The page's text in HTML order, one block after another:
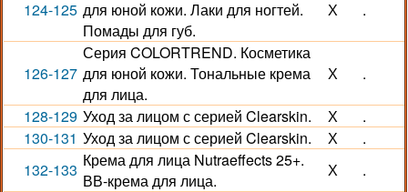
124-125 для юной кожи. Лаки для ногтей.
Помады для губ.
Х .
126-127
Серия COLORTREND. Косметика
для юной кожи. Тональные крема
для лица.
Х .
128-129 Уход за лицом с серией Clearskin. Х
.
130-131 Уход за лицом с серией Clearskin. Х
.
132-133 Крема для лица Nutraeffects 25+.
ВВ-крема для лица.
Х .